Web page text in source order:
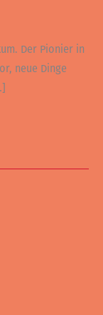
Der Pionier in
neue Dinge